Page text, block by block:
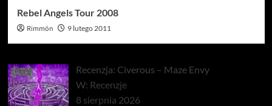
Rebel Angels Tour 2008
Rimmön 9 lutego 2011
Recenzja: Civerous – Maze Envy
W: Recenzje
8 sierpnia 2026